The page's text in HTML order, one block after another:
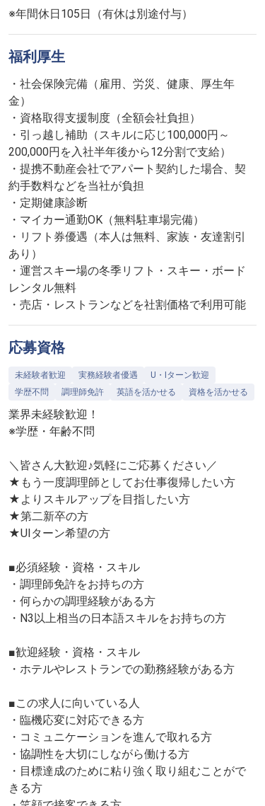
※年間休日105日（有休は別途付与）
福利厚生
・社会保険完備（雇用、労災、健康、厚生年
金）
・資格取得支援制度（全額会社負担）
・引っ越し補助（スキルに応じ100,000円～
200,000円を入社半年後から12分割で支給）
・提携不動産会社でアパート契約した場合、契
約手数料などを当社が負担
・定期健康診断
・マイカー通勤OK（無料駐車場完備）
・リフト券優遇（本人は無料、家族・友達割引
あり）
・運営スキー場の冬季リフト・スキー・ボード
レンタル無料
・売店・レストランなどを社割価格で利用可能
応募資格
未経験者歓迎 実務経験者優遇
U・Iターン歓迎
学歴不問
調理師免許 英語を活かせる 資格を活かせる
業界未経験歓迎！
※学歴・年齢不問
＼皆さん大歓迎♪気軽にご応募ください／
★もう一度調理師としてお仕事復帰したい方
★よりスキルアップを目指したい方
★第二新卒の方
★UIターン希望の方
■必須経験・資格・スキル
・調理師免許をお持ちの方
・何らかの調理経験がある方
・N3以上相当の日本語スキルをお持ちの方
■歓迎経験・資格・スキル
・ホテルやレストランでの勤務経験がある方
■この求人に向いている人
・臨機応変に対応できる方
・コミュニケーションを進んで取れる方
・協調性を大切にしながら働ける方
・目標達成のために粘り強く取り組むことがで
きる方